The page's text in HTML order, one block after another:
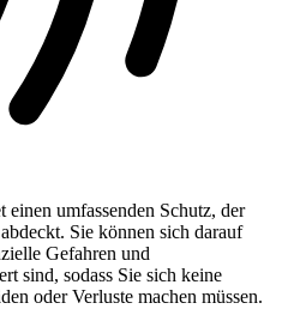
einen umfassenden Schutz, der
Sie können sich darauf
Gefahren und
sind, sodass Sie sich keine
oder Verluste machen müssen.